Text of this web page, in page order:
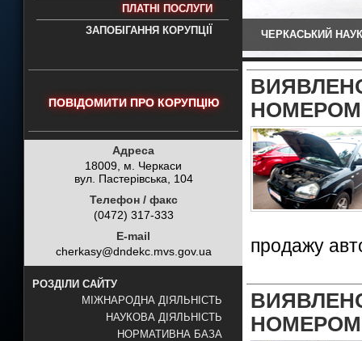
науково-дослідний експертно-
- проведення всих видів судових
експертиз
ПЛАТНІ ПОСЛУГИ
ЗАПОБІГАННЯ КОРУПЦІЇ
ЧЕРКАСЬКИЙ
ПОВІДОМИТИ ПРО КОРУПЦІЮ
Адреса
18009, м. Черкаси
вул. Пастерівська, 104
Телефон / факс
(0472) 317-333
E-mail
cherkasy@dndekc.mvs.gov.ua
РОЗДІЛИ САЙТУ
МІЖНАРОДНА ДІЯЛЬНІСТЬ
НАУКОВА ДІЯЛЬНІСТЬ
НОРМАТИВНА БАЗА
НОМЕРОМ
продажу
НОМЕРОМ